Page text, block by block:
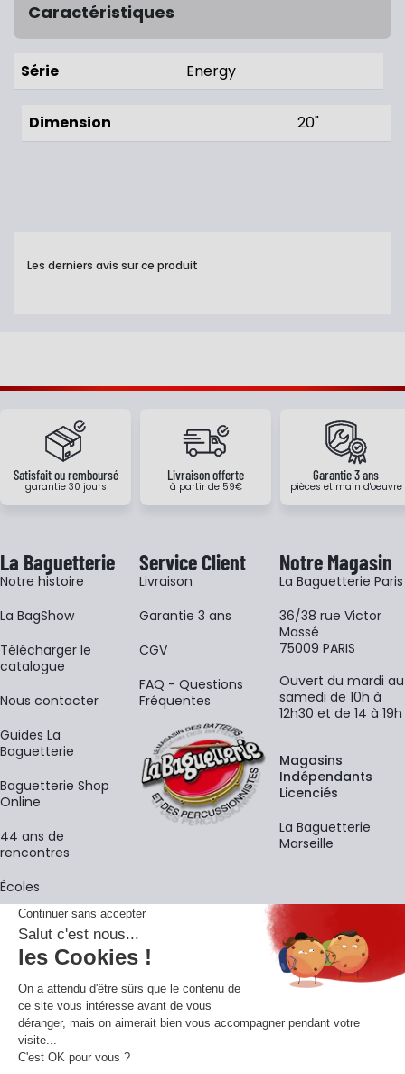
Caractéristiques
Série Energy
Dimension 20"
Les derniers avis sur ce produit
Satisfait ou remboursé
garantie 30 jours
Livraison offerte
à partir de 59€
Garantie 3 ans
pièces et main d'oeuvre
La Baguetterie
Notre histoire
La BagShow
​Télécharger le
catalogue
Nous contacter
Guides La
Baguetterie
Baguetterie Shop
Online
44 ans de
rencontres
Écoles
Service Client
Livraison
Garantie 3 ans
CGV
FAQ - Questions
Fréquentes
Notre Magasin
La Baguetterie Paris
36/38 rue Victor
Massé
75009 PARIS
Ouvert du mardi au
samedi de 10h à
12h30 et de 14 à 19h
Magasins
Indépendants
Licenciés
La Baguetterie
Marseille
La newsletter
Adresse e-mail
En vous inscrivant à notre newsletter, vous acceptez notrepolitique de
confidentialité.
Retrouvons-nous sur